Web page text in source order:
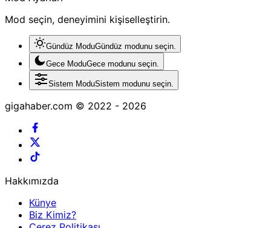
Mod seçin, deneyimini kişiselleştirin.
Gündüz ModuGündüz modunu seçin.
Gece ModuGece modunu seçin.
Sistem ModuSistem modunu seçin.
gigahaber.com © 2022 - 2026
Hakkımızda
Künye
Biz Kimiz?